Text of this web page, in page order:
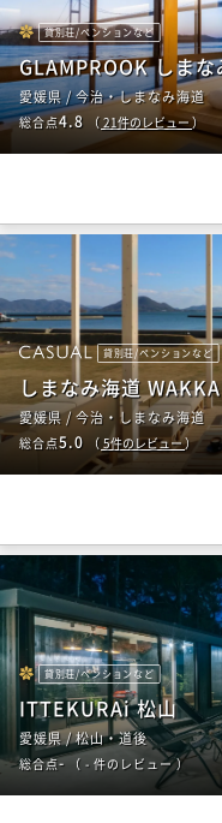
貸別荘/ペンションなど
GLAMPROOK しまな
愛媛県 / 今治・しまなみ海道
総合点4.8 （ 21件のレビュー）
貸別荘/ペンションなど
しまなみ海道 WAKKA
愛媛県 / 今治・しまなみ海道
総合点5.0 （ 5件のレビュー）
貸別荘/ペンションなど
ITTEKURAi 松山
愛媛県 / 松山・道後
総合点- （ - 件のレビュー）